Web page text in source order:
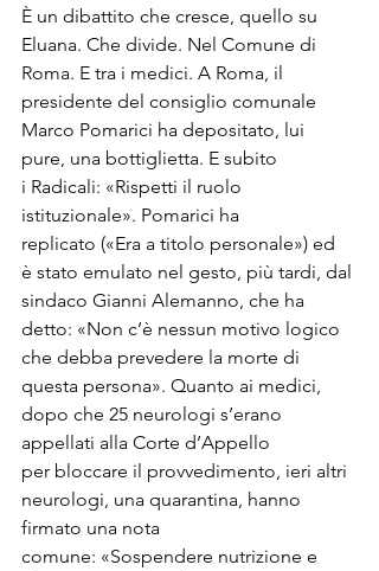
È un dibattito che cresce, quello su
Eluana. Che divide. Nel Comune di
Roma. E tra i medici. A Roma, il
presidente del consiglio comunale
Marco Pomarici ha depositato, lui
pure, una bottiglietta. E subito
i Radicali: «Rispetti il ruolo
istituzionale». Pomarici ha
replicato («Era a titolo personale») ed
è stato emulato nel gesto, più tardi, dal
sindaco Gianni Alemanno, che ha
detto: «Non c’è nessun motivo logico
che debba prevedere la morte di
questa persona». Quanto ai medici,
dopo che 25 neurologi s’erano
appellati alla Corte d’Appello
per bloccare il provvedimento, ieri altri
neurologi, una quarantina, hanno
firmato una nota
comune: «Sospendere nutrizione e